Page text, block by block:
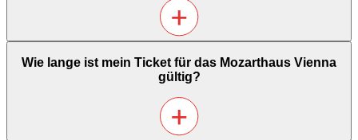
Der Audioguide des Mozarthaus Vienna ist in 13 Sprachen
verfügbar: Deutsch, Englisch, Französisch, Spanisch, Italienisch,
Ungarisch, Russisch und Koreanisch.
Für Kinder gibt es einen eigenen Audioguide in Deutsch, Englisch,
Wie lange ist mein Ticket für das Mozarthaus Vienna
gültig?